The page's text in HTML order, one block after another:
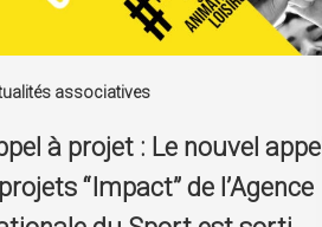
associatives
à projet : Le nouvel appel
“Impact” de l’Agence